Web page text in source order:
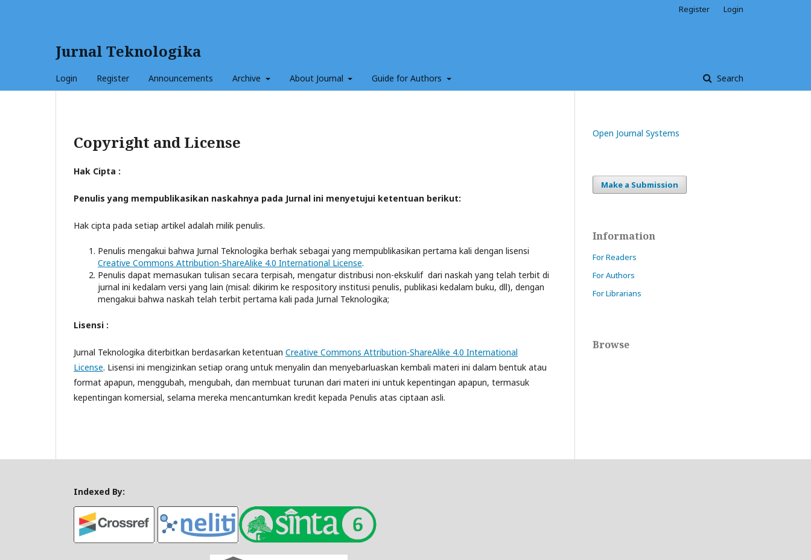
Jurnal Teknologika
Login Register Announcements Archive About Journal Guide for Authors Search
Register Login
Copyright and License
Hak Cipta :
Penulis yang mempublikasikan naskahnya pada Jurnal ini menyetujui ketentuan berikut:
Hak cipta pada setiap artikel adalah milik penulis.
Penulis mengakui bahwa Jurnal Teknologika berhak sebagai yang mempublikasikan pertama kali dengan lisensi
Creative Commons Attribution-ShareAlike 4.0 International License.
Penulis dapat memasukan tulisan secara terpisah, mengatur distribusi non-ekskulif dari naskah yang telah terbit di
jurnal ini kedalam versi yang lain (misal: dikirim ke respository institusi penulis, publikasi kedalam buku, dll), dengan
mengakui bahwa naskah telah terbit pertama kali pada Jurnal Teknologika;
Lisensi :
Jurnal Teknologika diterbitkan berdasarkan ketentuan Creative Commons Attribution-ShareAlike 4.0 International
License. Lisensi ini mengizinkan setiap orang untuk menyalin dan menyebarluaskan kembali materi ini dalam bentuk atau
format apapun, menggubah, mengubah, dan membuat turunan dari materi ini untuk kepentingan apapun, termasuk
kepentingan komersial, selama mereka mencantumkan kredit kepada Penulis atas ciptaan asli.
Open Journal Systems
Make a Submission
Information
For Readers
For Authors
For Librarians
Browse
Indexed By: